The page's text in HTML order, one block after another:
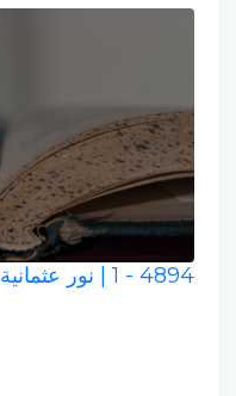
4894 - 1 | نور عثمانية